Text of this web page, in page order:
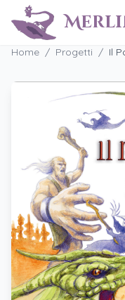
Home / Progetti / Il